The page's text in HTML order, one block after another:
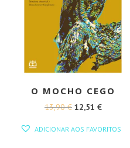
O MOCHO CEGO
13,90€ O
12,51 €O
ADICIONAR AOS FAVORITOS